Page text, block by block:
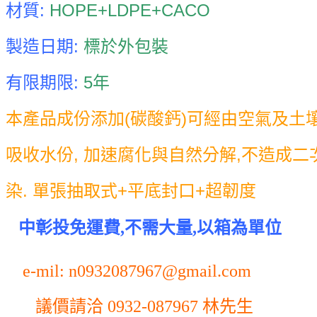
材質: HOPE+LDPE+CACO
製造日期: 標於外包裝
有限期限: 5年
本產品成份添加(碳酸鈣)可經由空氣及土
吸收水份, 加速腐化與自然分解,不造成二
染. 單張抽取式+平底封口+超韌度
中彰投免運費,不需大量,以箱為單位
e-mil: n0932087967@gmail.com
議價請洽 0932-087967 林先生